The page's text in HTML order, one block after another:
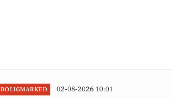
BOLIGMARKED 02-08-2026 10:01